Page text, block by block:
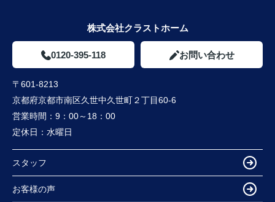
株式会社クラストホーム
0120-395-118 お問い合わせ
〒601-8213
京都府京都市南区久世中久世町２丁目60-6
営業時間： 9：00～18：00
定休日： 水曜日
スタッフ
お客様の声